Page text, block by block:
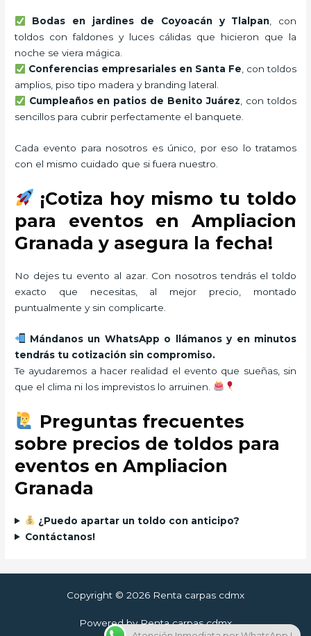
Bodas en jardines de Coyoacán y Tlalpan , con
toldos con faldones y luces cálidas que hicieron que la
noche se viera mágica.
Conferencias empresariales en Santa Fe , con toldos
amplios, piso tipo madera y branding lateral.
Cumpleaños en patios de Benito Juárez , con toldos
sencillos para cubrir perfectamente el banquete.
Cada evento para nosotros es único, por eso lo tratamos
con el mismo cuidado que si fuera nuestro.
¡Cotiza hoy mismo tu toldo
para eventos en Ampliacion
Granada y asegura la fecha!
No dejes tu evento al azar. Con nosotros tendrás el toldo
exacto que necesitas, al mejor precio, montado
puntualmente y sin complicarte.
Mándanos un WhatsApp o llámanos y en minutos
tendrás tu cotización sin compromiso.
Te ayudaremos a hacer realidad el evento que sueñas, sin
que el clima ni los imprevistos lo arruinen.
Preguntas frecuentes
sobre precios de toldos para
eventos en Ampliacion
Granada
¿Puedo apartar un toldo con anticipo?
Contáctanos!
Copyright © 2026 Renta carpas cdmx
Powered by Renta carpas cdmx